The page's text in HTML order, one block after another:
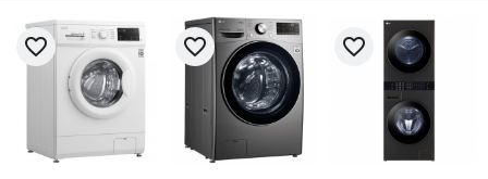
favorite_border favorite_border favorite_border